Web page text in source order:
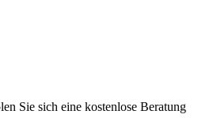
Sie sich eine kostenlose Beratung